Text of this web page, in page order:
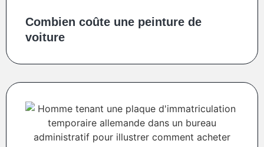
Combien coûte une peinture de
voiture